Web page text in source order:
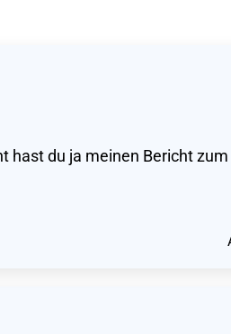
hast du ja meinen Bericht zum